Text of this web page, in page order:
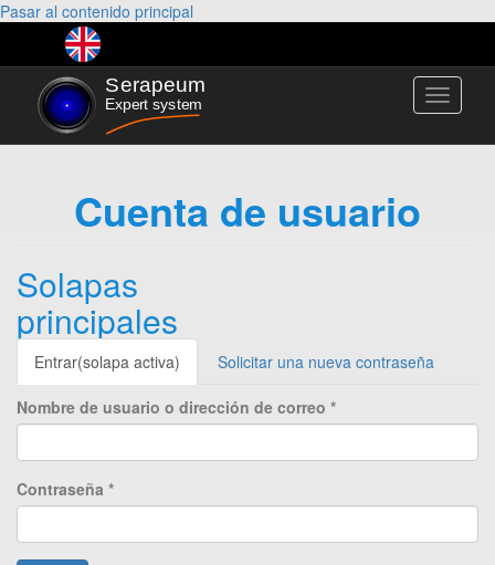
Pasar al contenido principal
Toggle
Cuenta de usuario
Solapas
principales
Entrar(solapa activa) Solicitar una nueva contraseña
Nombre de usuario o dirección de correo *
Contraseña *